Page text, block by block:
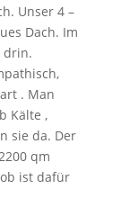
Unser 4 –
Dach. Im
drin.
. Man
Kälte ,
sie da. Der
qm
ist dafür